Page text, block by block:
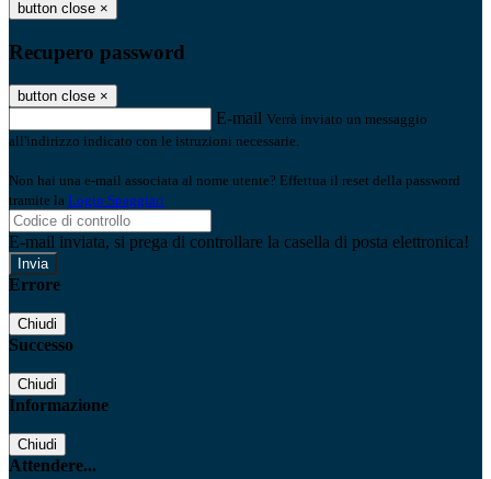
button close ×
Recupero password
button close ×
E-mail Verrà inviato un messaggio
all'indirizzo indicato con le istruzioni necessarie.
Non hai una e-mail associata al nome utente? Effettua il reset della password
tramite la Login Spaggiari
E-mail inviata, si prega di controllare la casella di posta elettronica!
Errore
Chiudi
Successo
Chiudi
Informazione
Chiudi
Attendere...